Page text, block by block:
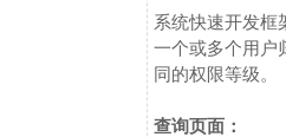
系统快速开发框
一个或多个用户
同的权限等级。
查询页面：